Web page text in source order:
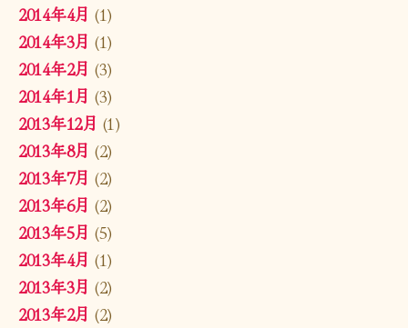
2014年4月 (1)
2014年3月 (1)
2014年2月 (3)
2014年1月 (3)
2013年12月 (1)
2013年8月 (2)
2013年7月 (2)
2013年6月 (2)
2013年5月 (5)
2013年4月 (1)
2013年3月 (2)
2013年2月 (2)